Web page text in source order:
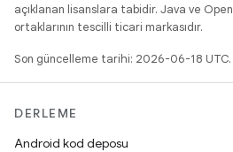
açıklanan lisanslara tabidir. Java ve
ortaklarının tescilli ticari markasıdır.
Son güncelleme tarihi: 2026-06-18 UTC.
DERLEME
Android kod deposu